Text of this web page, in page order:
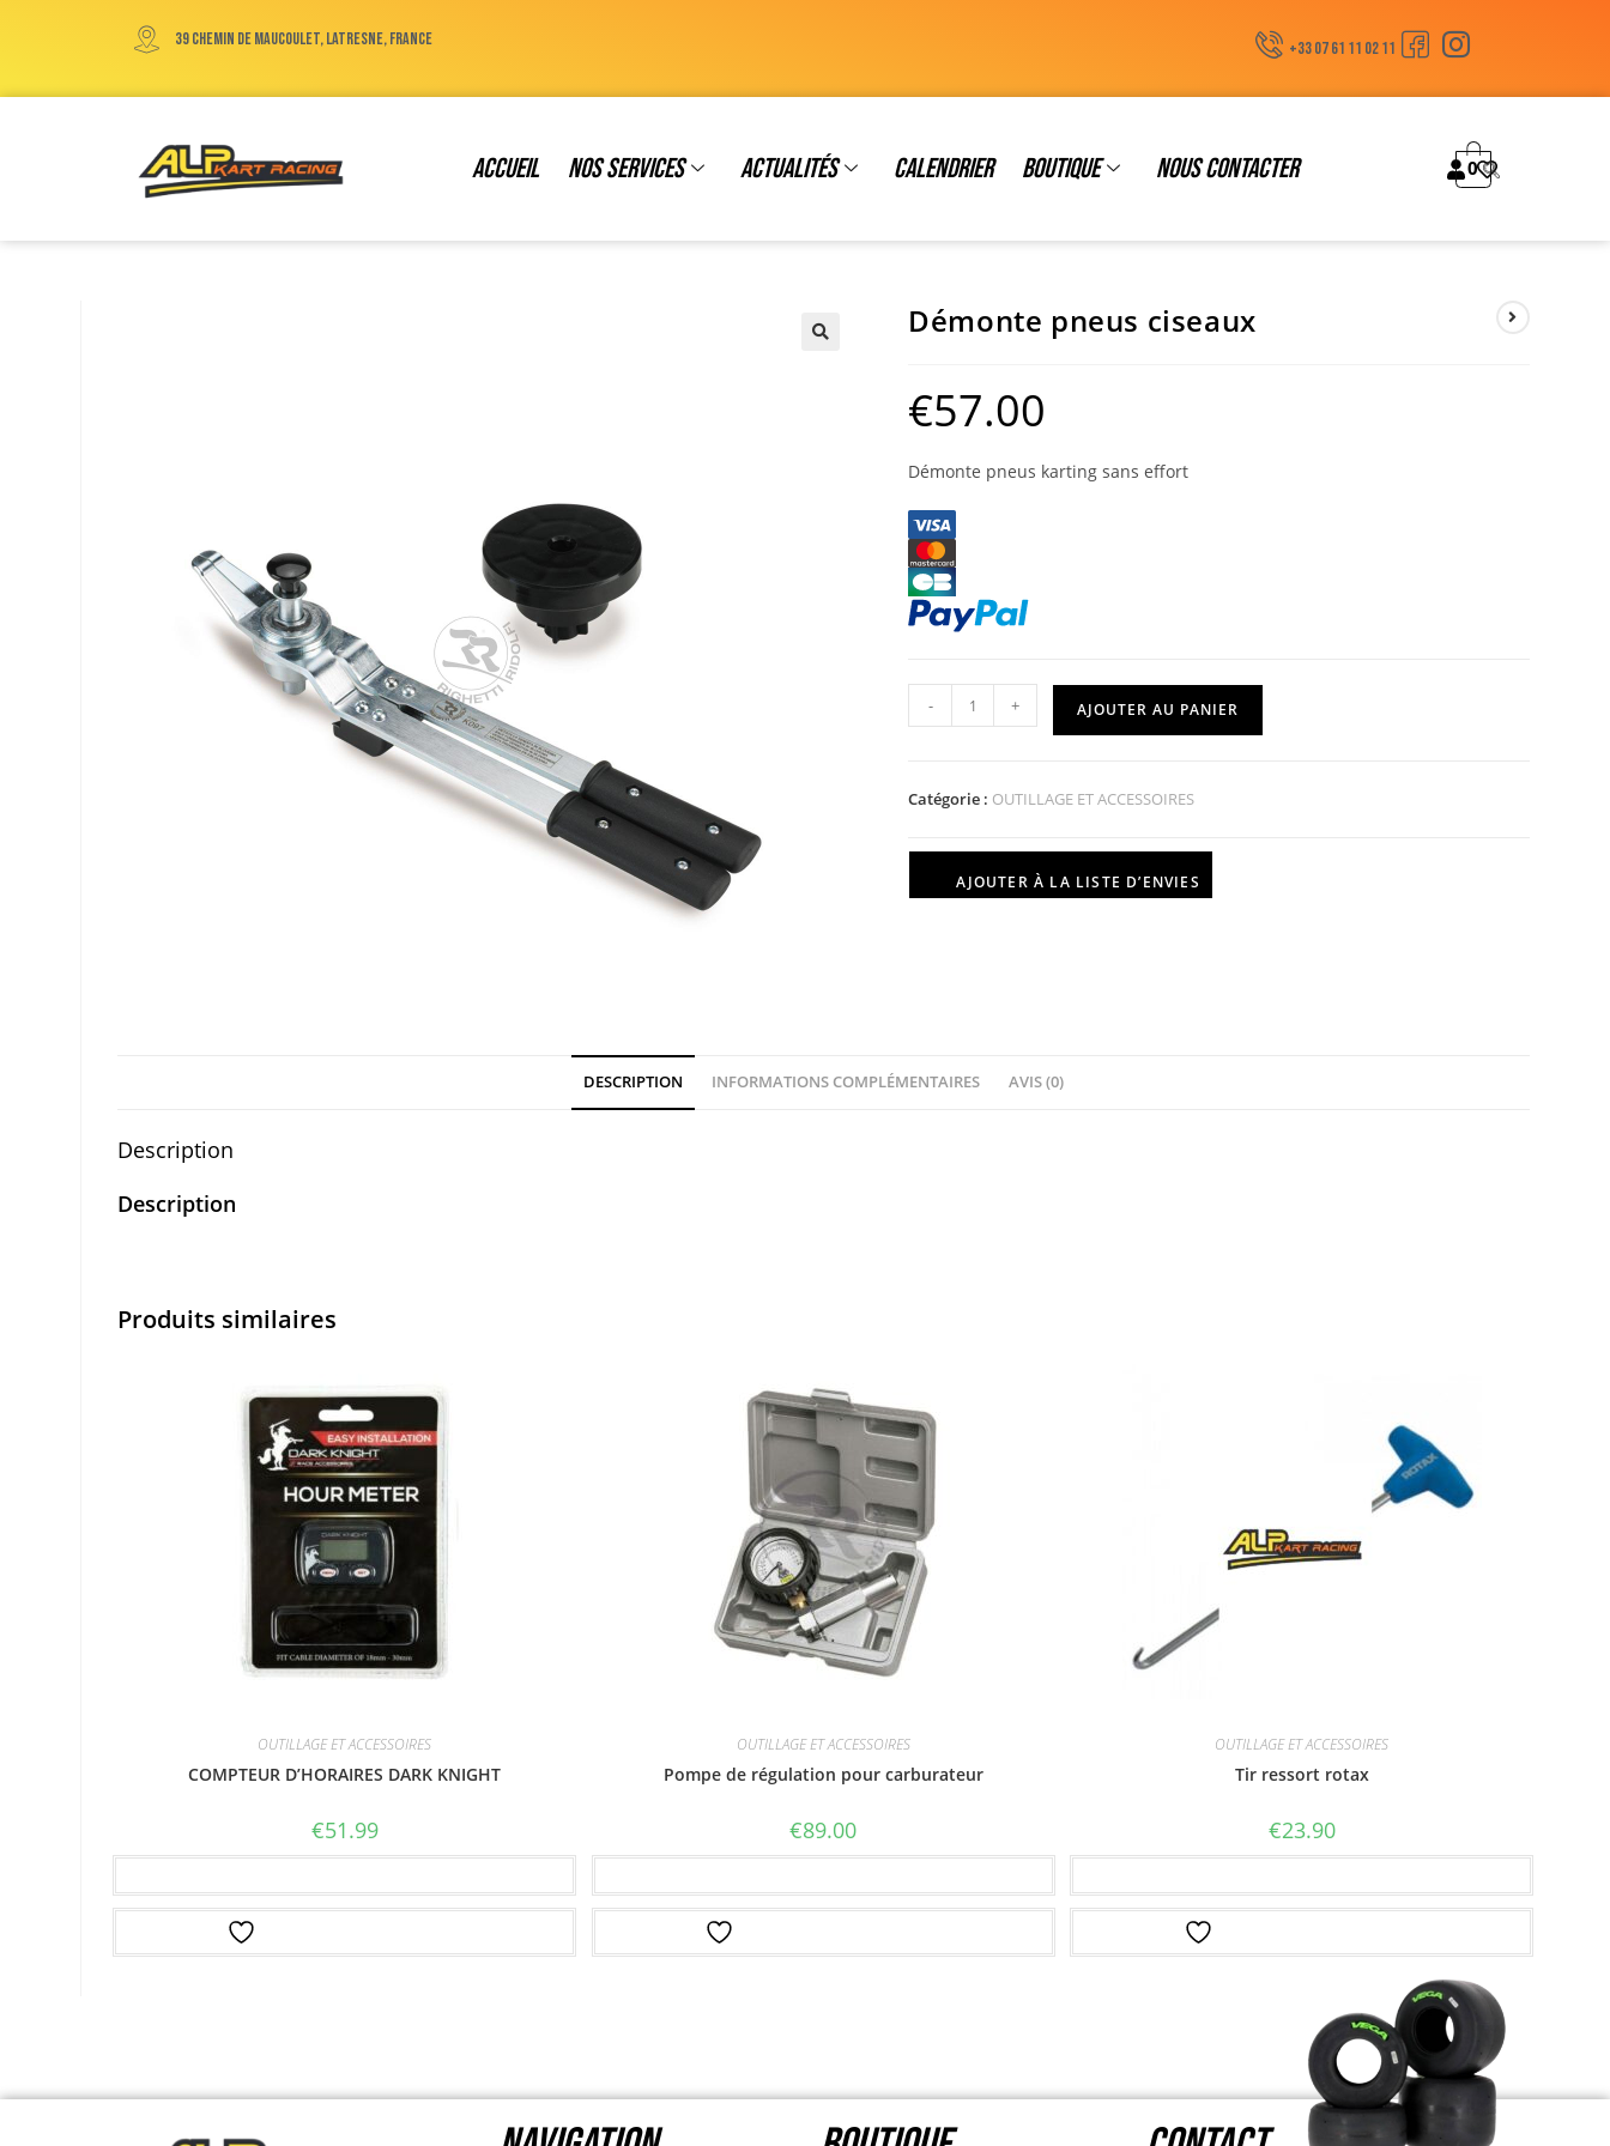
39 chemin de maucoulet, Latresne, France +33 07 61 11 02 11
Accueil Nos services Actualités Calendrier Boutique Nous contacter 0
Démonte pneus ciseaux
€57.00
Démonte pneus karting sans effort
- + AJOUTER AU PANIER
Catégorie : OUTILLAGE ET ACCESSOIRES
AJOUTER À LA LISTE D’ENVIES
DESCRIPTION INFORMATIONS COMPLÉMENTAIRES AVIS (0)
Description
Description
Produits similaires
OUTILLAGE ET ACCESSOIRES
COMPTEUR D’HORAIRES DARK KNIGHT
€51.99
OUTILLAGE ET ACCESSOIRES
Pompe de régulation pour carburateur
€89.00
OUTILLAGE ET ACCESSOIRES
Tir ressort rotax
€23.90